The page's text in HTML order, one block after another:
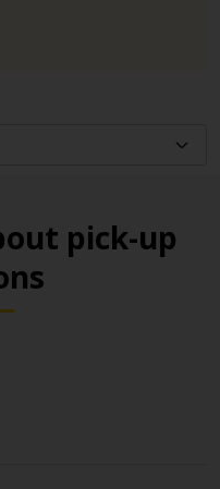
pick-up